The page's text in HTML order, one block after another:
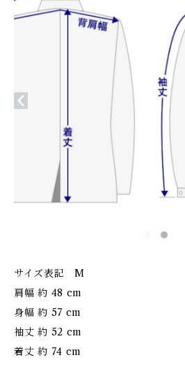
サイズ表記 M
肩幅 約 48 cm
身幅 約 57 cm
袖丈 約 52 cm
着丈 約 74 cm